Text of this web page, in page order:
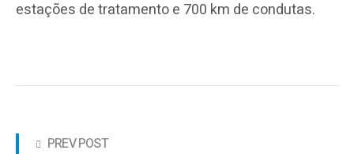
estações de tratamento e 700 km de condutas.
PREV POST